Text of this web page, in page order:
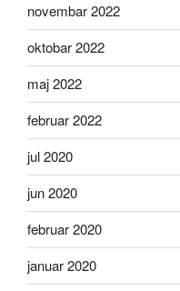
novembar 2022
oktobar 2022
maj 2022
februar 2022
jul 2020
jun 2020
februar 2020
januar 2020